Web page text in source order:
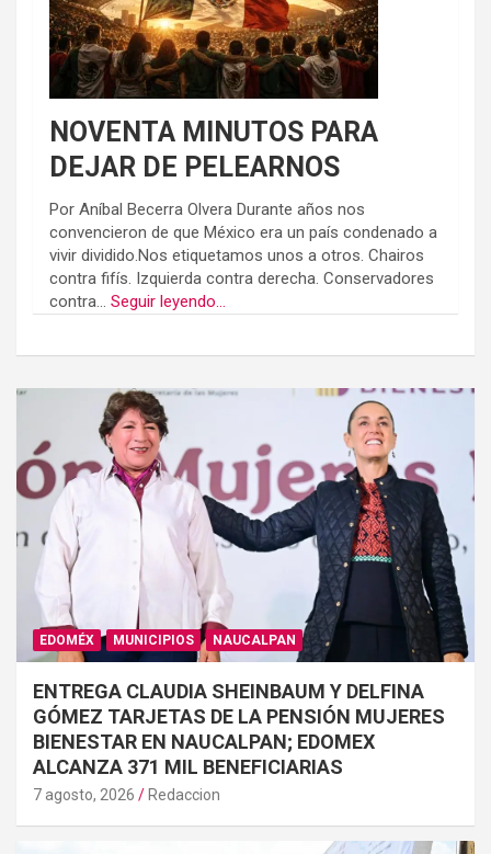
NOVENTA MINUTOS PARA
DEJAR DE PELEARNOS
Por Aníbal Becerra Olvera Durante años nos
convencieron de que México era un país condenado a
vivir dividido.Nos etiquetamos unos a otros. Chairos
contra fifís. Izquierda contra derecha. Conservadores
contra... Seguir leyendo...
EDOMÉX MUNICIPIOS NAUCALPAN
ENTREGA CLAUDIA SHEINBAUM Y DELFINA
GÓMEZ TARJETAS DE LA PENSIÓN MUJERES
BIENESTAR EN NAUCALPAN; EDOMEX
ALCANZA 371 MIL BENEFICIARIAS
7 agosto, 2026 Redaccion